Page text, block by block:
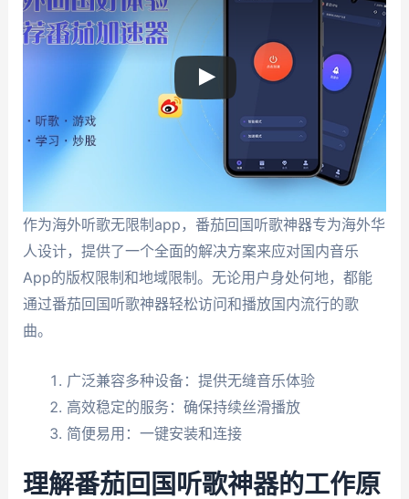
作为海外听歌无限制app，番茄回国听歌神器专为海外华
人设计，提供了一个全面的解决方案来应对国内音乐
App的版权限制和地域限制。无论用户身处何地，都能
通过番茄回国听歌神器轻松访问和播放国内流行的歌
曲。
广泛兼容多种设备：提供无缝音乐体验
高效稳定的服务：确保持续丝滑播放
简便易用：一键安装和连接
理解番茄回国听歌神器的工作原